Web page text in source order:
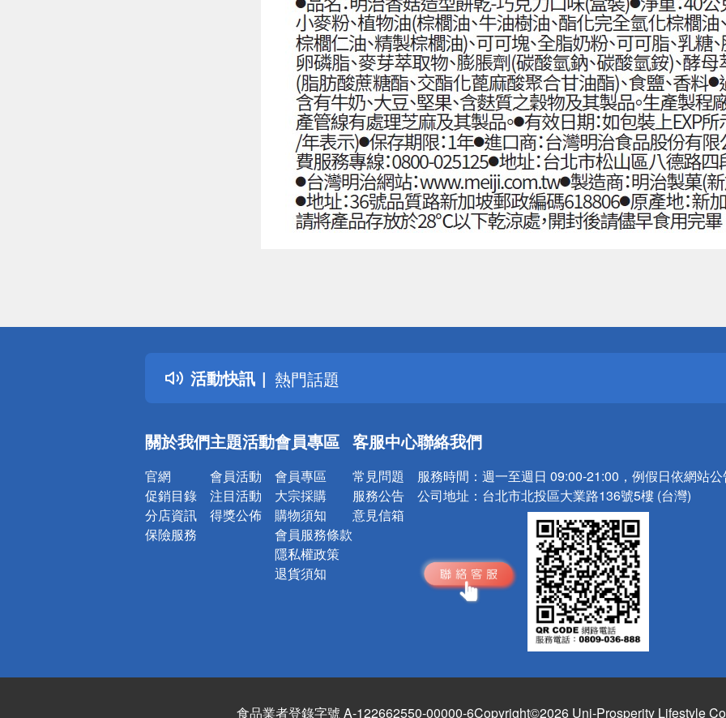
活動快訊
詐騙網頁！請小心！
得獎公告
熱門話題
銀行優惠
詐騙網頁！請小心！
關於我們
官網
促銷目錄
分店資訊
保險服務
主題活動
會員活動
注目活動
得獎公佈
會員專區
會員專區
大宗採購
購物須知
會員服務條款
隱私權政策
退貨須知
客服中心
常見問題
服務公告
意見信箱
聯絡我們
服務時間： 週一至週日 09:00-21:00，例假日依網站
公司地址： 台北市北投區大業路136號5樓 (台灣)
食品業者登錄字號 A-122662550-00000-6Copyright©2026 Uni-Prosperity Lifestyle